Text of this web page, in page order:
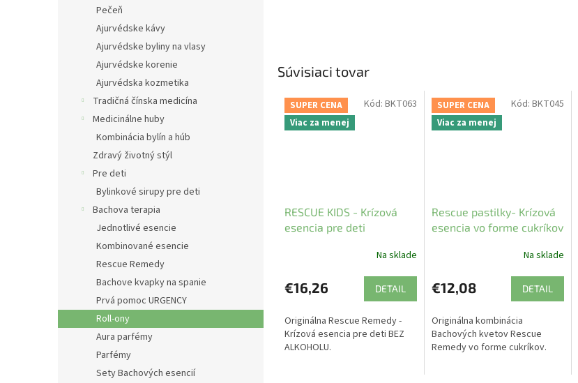
Pečeň
Ajurvédske kávy
Ajurvédske byliny na vlasy
Ajurvédske korenie
Ajurvédska kozmetika
Tradičná čínska medicína
Medicinálne huby
Kombinácia bylín a húb
Zdravý životný stýl
Pre deti
Bylinkové sirupy pre deti
Bachova terapia
Jednotlivé esencie
Kombinované esencie
Rescue Remedy
Bachove kvapky na spanie
Prvá pomoc URGENCY
Roll-ony
Aura parfémy
Parfémy
Sety Bachových esencií
Súvisiaci tovar
SUPER CENA
Viac za menej
RESCUE KIDS - Krízová
esencia pre deti
Na sklade
€16,26 DETAIL
Originálna Rescue Remedy -
Krízová esencia pre deti BEZ
ALKOHOLU.
Kód: BKT063
SUPER CENA
Viac za menej
Rescue pastilky- Krízová
esencia vo forme cukríkov
Na sklade
€12,08 DETAIL
Originálna kombinácia
Bachových kvetov Rescue
Remedy vo forme cukríkov.
Kód: BKT045